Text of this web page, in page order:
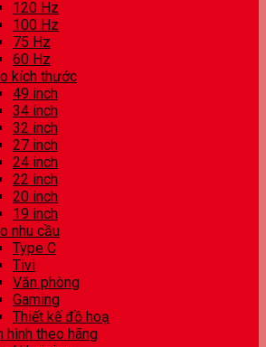
120 Hz
100 Hz
75 Hz
60 Hz
kích thước
49 inch
34 inch
32 inch
27 inch
24 inch
22 inch
20 inch
19 inch
nhu cầu
Type C
Tivi
Văn phòng
Gaming
Thiết kế đồ hoạ
hình theo hãng